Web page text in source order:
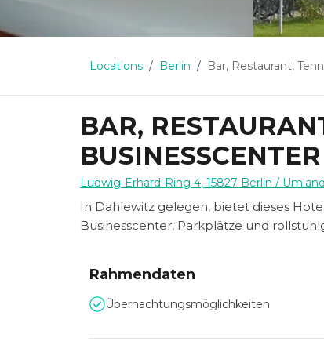
Locations Berlin Bar, Restaurant, Tennis,
BAR,
BUSINESSCENTER
Ludwig-Erhard-Ring 4, 15827 Berlin / Umland
In Dahlewitz gelegen, bietet dieses
Businesscenter, Parkplätze und
Rahmendaten
Übernachtungsmöglichkeiten